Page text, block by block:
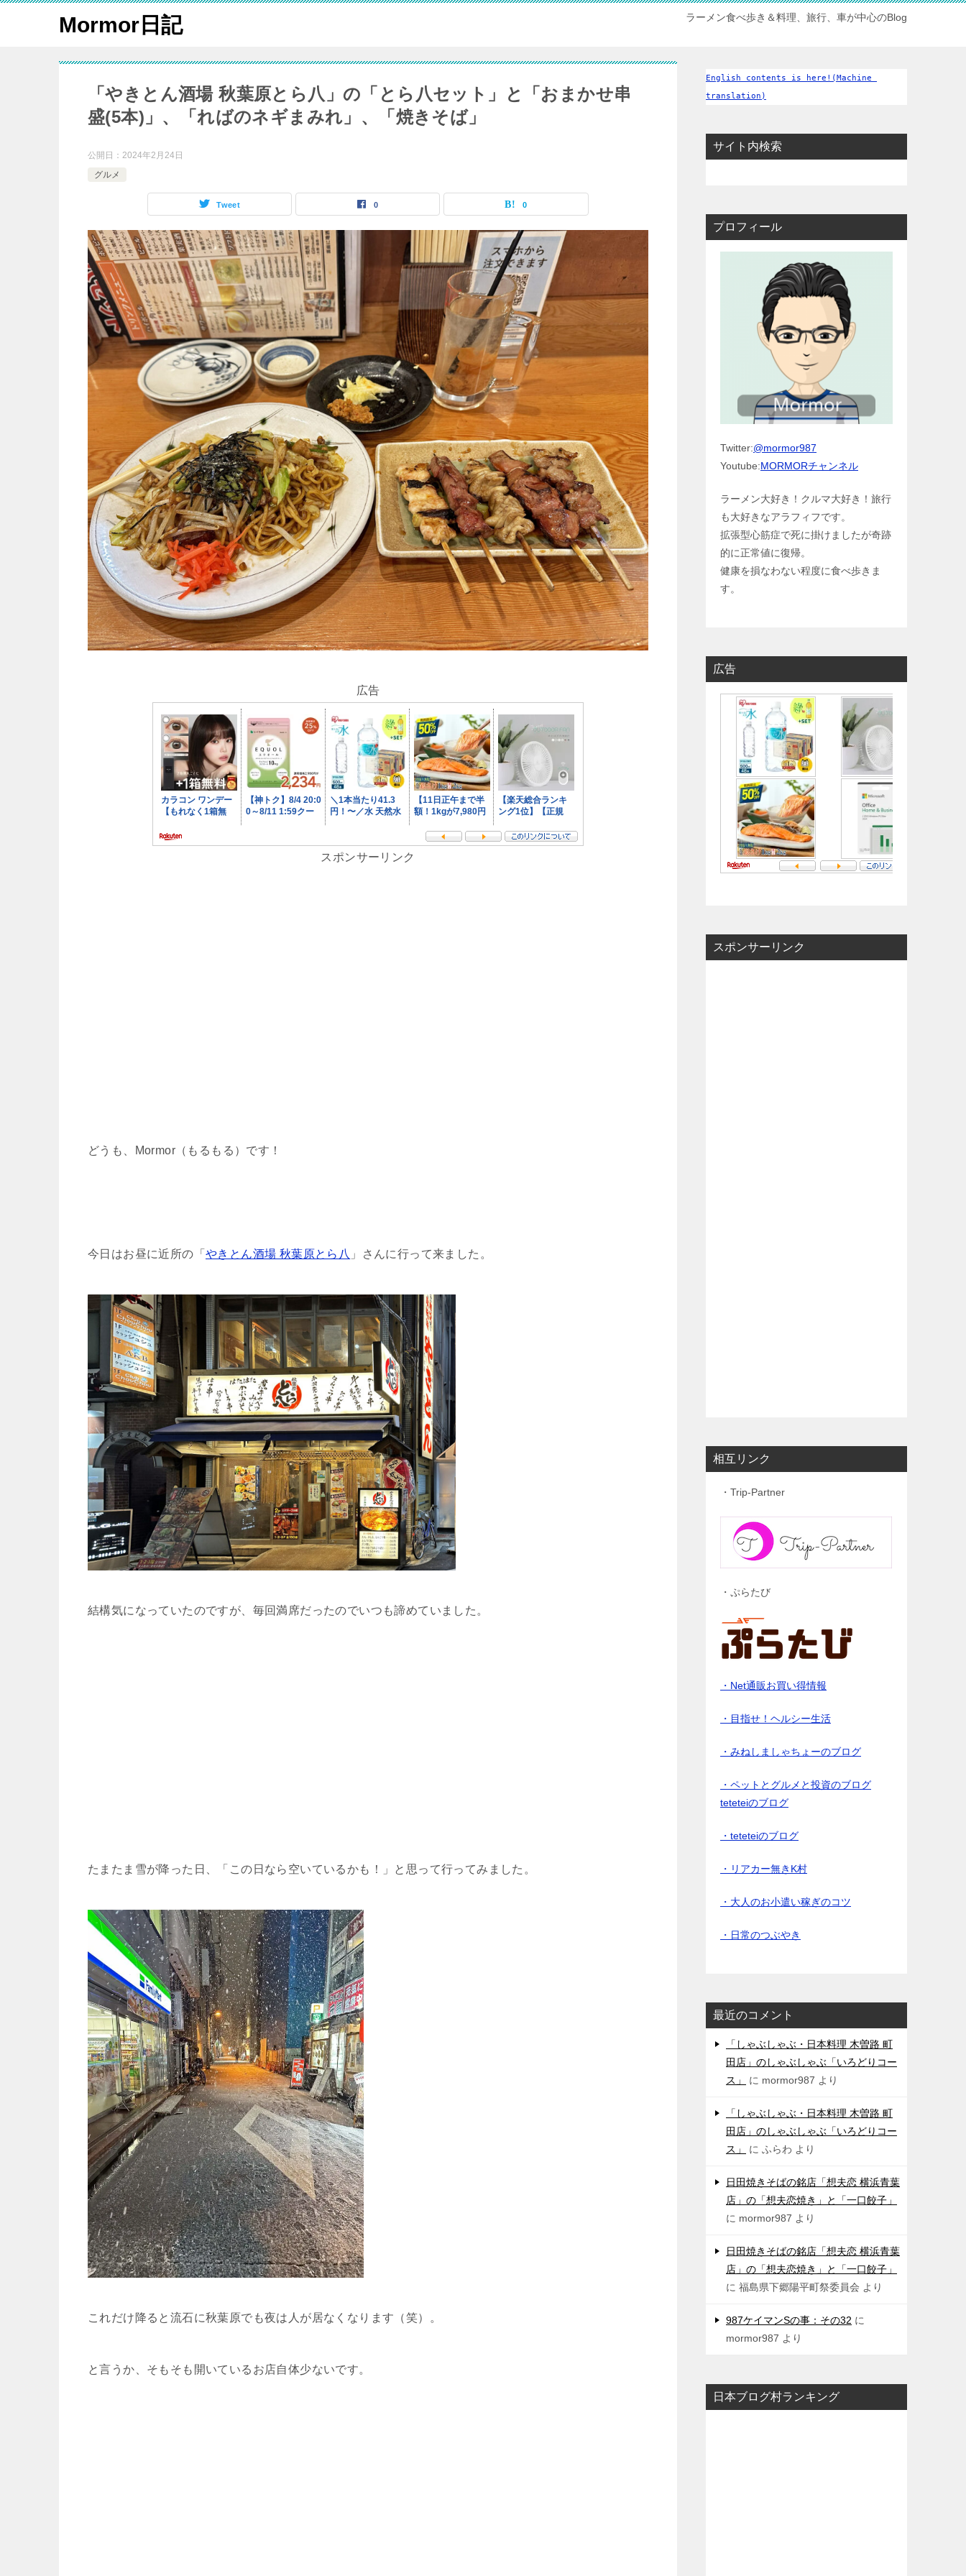
Mormor日記 ラーメン食べ歩き＆料理、旅行、車が中心のBlog
「やきとん酒場 秋葉原とら八」の「とら八セット」と「おまかせ串
盛(5本)」、「ればのネギまみれ」、「焼きそば」
公開日： 2024年2月24日
グルメ
Tweet 0 0
広告
スポンサーリンク
どうも、Mormor（もるもる）です！
今日はお昼に近所の「 やきとん酒場 秋葉原とら八 」さんに行って来ました。
結構気になっていたのですが、毎回満席だったのでいつも諦めていました。
たまたま雪が降った日、「この日なら空いているかも！」と思って行ってみました。
これだけ降ると流石に秋葉原でも夜は人が居なくなります（笑）。
と言うか、そもそも開いているお店自体少ないです。
English contents is here!(Machine
translation)
サイト内検索
プロフィール
Twitter:@mormor987
Youtube:MORMORチャンネル
ラーメン大好き！クルマ大好き！旅行
も大好きなアラフィフです。
拡張型心筋症で死に掛けましたが奇跡
的に正常値に復帰。
健康を損なわない程度に食べ歩きま
す。
広告
スポンサーリンク
相互リンク
・Trip-Partner
・ぷらたび
・Net通販お買い得情報
・目指せ！ヘルシー生活
・みねしましゃちょーのブログ
・ペットとグルメと投資のブログ
teteteiのブログ
・teteteiのブログ
・リアカー無きK村
・大人のお小遣い稼ぎのコツ
・日常のつぶやき
最近のコメント
「しゃぶしゃぶ・日本料理 木曽路 町
田店」のしゃぶしゃぶ「いろどりコー
ス」
に mormor987 より
「しゃぶしゃぶ・日本料理 木曽路 町
田店」のしゃぶしゃぶ「いろどりコー
ス」
に ふらわ より
日田焼きそばの銘店「想夫恋 横浜青葉
店」の「想夫恋焼き」と「一口餃子」
に mormor987 より
日田焼きそばの銘店「想夫恋 横浜青葉
店」の「想夫恋焼き」と「一口餃子」
に 福島県下郷陽平町祭委員会 より
987ケイマンSの事：その32 に
mormor987 より
日本ブログ村ランキング